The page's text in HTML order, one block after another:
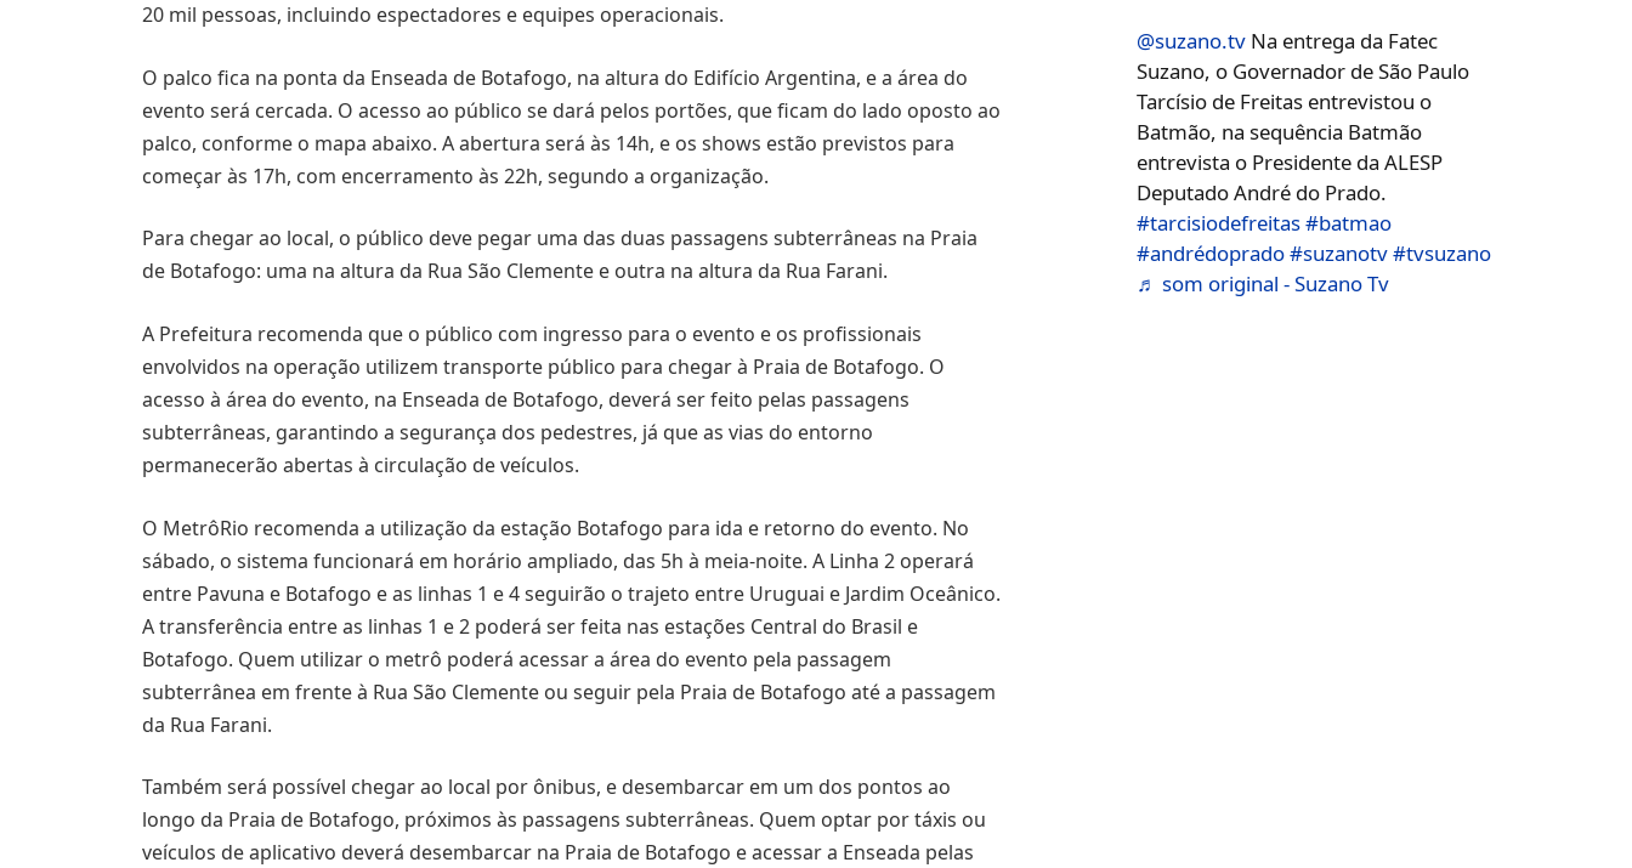
20 mil pessoas, incluindo espectadores e equipes operacionais.
O palco fica na ponta da Enseada de Botafogo, na altura do Edifício Argentina, e a área do
evento será cercada. O acesso ao público se dará pelos portões, que ficam do lado oposto ao
palco, conforme o mapa abaixo. A abertura será às 14h, e os shows estão previstos para
começar às 17h, com encerramento às 22h, segundo a organização.
Para chegar ao local, o público deve pegar uma das duas passagens subterrâneas na Praia
de Botafogo: uma na altura da Rua São Clemente e outra na altura da Rua Farani.
A Prefeitura recomenda que o público com ingresso para o evento e os profissionais
envolvidos na operação utilizem transporte público para chegar à Praia de Botafogo. O
acesso à área do evento, na Enseada de Botafogo, deverá ser feito pelas passagens
subterrâneas, garantindo a segurança dos pedestres, já que as vias do entorno
permanecerão abertas à circulação de veículos.
O MetrôRio recomenda a utilização da estação Botafogo para ida e retorno do evento. No
sábado, o sistema funcionará em horário ampliado, das 5h à meia-noite. A Linha 2 operará
entre Pavuna e Botafogo e as linhas 1 e 4 seguirão o trajeto entre Uruguai e Jardim Oceânico.
A transferência entre as linhas 1 e 2 poderá ser feita nas estações Central do Brasil e
Botafogo. Quem utilizar o metrô poderá acessar a área do evento pela passagem
subterrânea em frente à Rua São Clemente ou seguir pela Praia de Botafogo até a passagem
da Rua Farani.
Também será possível chegar ao local por ônibus, e desembarcar em um dos pontos ao
longo da Praia de Botafogo, próximos às passagens subterrâneas. Quem optar por táxis ou
veículos de aplicativo deverá desembarcar na Praia de Botafogo e acessar a Enseada pelas
@suzano.tv Na entrega da Fatec
Suzano, o Governador de São Paulo
Tarcísio de Freitas entrevistou o
Batmão, na sequência Batmão
entrevista o Presidente da ALESP
Deputado André do Prado.
#tarcisiodefreitas#batmao
#andrédoprado#suzanotv#tvsuzano
♬ som original - Suzano Tv